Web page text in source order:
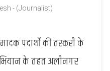
- (Journalist)
पदार्थों की तस्करी के
के तहत अलीनगर